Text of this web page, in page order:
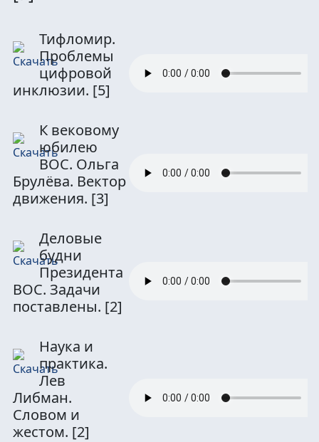
Тифломир.
Проблемы
цифровой
инклюзии. [5]
К вековому
юбилею
ВОС. Ольга
Брулёва. Вектор
движения. [3]
Деловые
будни
Президента
ВОС. Задачи
поставлены. [2]
Наука и
практика.
Лев
Либман.
Словом и
жестом. [2]